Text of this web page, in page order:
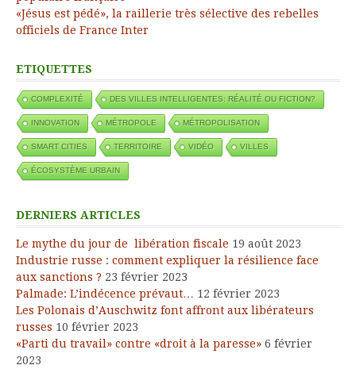
«Jésus est pédé», la raillerie très sélective des rebelles
officiels de France Inter
ETIQUETTES
COMPLEXITÉ DES VILLES INTELLIGENTES: RÉALITÉ OU FICTION?
INNOVATION MÉTROPOLE MÉTROPOLISATION
SMART CITIES TERRITOIRE VIDÉO VILLES
ÉCOSYSTÈME URBAIN
DERNIERS ARTICLES
Le mythe du jour de libération fiscale 19 août 2023
Industrie russe : comment expliquer la résilience face
aux sanctions ? 23 février 2023
Palmade: L’indécence prévaut… 12 février 2023
Les Polonais d’Auschwitz font affront aux libérateurs
russes 10 février 2023
«Parti du travail» contre «droit à la paresse» 6 février
2023